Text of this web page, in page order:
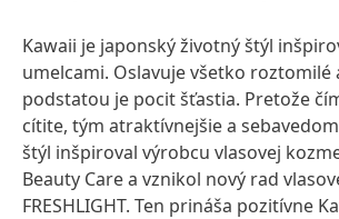
Kawaii je japonský životný štýl
umelcami. Oslavuje všetko roztomilé
podstatou je pocit šťastia. Pretože
cítite, tým atraktívnejšie a
štýl inšpiroval výrobcu vlasovej
Beauty Care a vznikol nový rad
FRESHLIGHT. Ten prináša pozitívne